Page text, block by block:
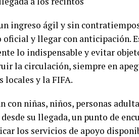
ingreso ágil y sin
y llegar con anticipación.
lo indispensable y evitar
la circulación, siempre en
locales y la FIFA.
con niñas, niños, personas
desde su llegada, un punto de
los servicios de apoyo